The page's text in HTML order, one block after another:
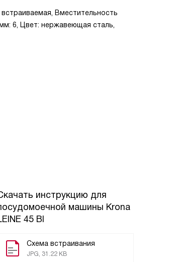
Вместительность
6, Цвет: нержавеющая сталь,
инструкцию для
машины Krona
45 BI
Схема встраивания
JPG, 31.22 KB